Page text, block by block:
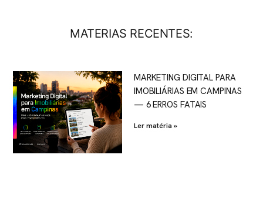
MATERIAS RECENTES:
MARKETING DIGITAL PARA
IMOBILIÁRIAS EM CAMPINAS
— 6 ERROS FATAIS
Ler matéria »